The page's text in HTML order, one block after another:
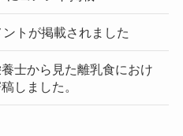
トが掲載されました
士から見た離乳食におけ
しました。